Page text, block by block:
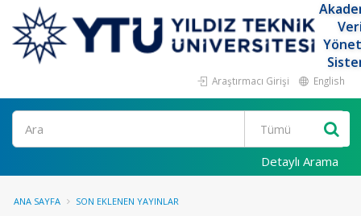
Araştırmacı Girişi English
Ara
Detaylı Arama
ANA SAYFA SON EKLENEN YAYINLAR